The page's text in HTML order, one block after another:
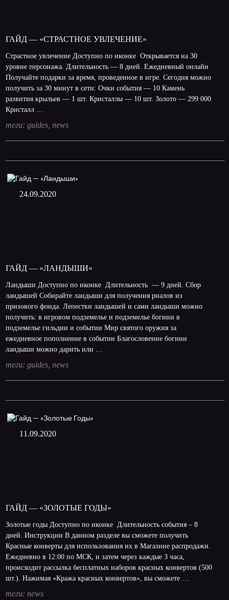
ГАЙД — «СТРАСТНОЕ УВЛЕЧЕНИЕ»
Страстное увлечение Доступно по иконке Открывается на 30
уровне персонажа. Длительность — 8 дней. Ежедневный онлайн
Получайте подарки за время, проведенное в игре. Сегодня можно
получить за 30 минут в сети: Очки события — 10 Камень
развития крыльев — 1 шт. Кристаллы — 10 шт. Золото — 299 000
Кристалл …
теги: guides news
24.09.2020
ГАЙД — «ЛАНДЫШИ»
Ландыши Доступно по иконке Длительность — 9 дней. Сбор
ландышей Собирайте ландыши для получения риалов из
призового фонда. Лепестки ландышей и сами ландыши можно
получить: в игровом подземелье и подземелье богини в
подземелье гильдии и событии Мир святого оружия за
ежедневное пополнение в событии Благословение богини
ландыши можно дарить или …
теги: guides news
11.09.2020
ГАЙД — «ЗОЛОТЫЕ ГОДЫ»
Золотые годы Доступно по иконке Длительность события – 8
дней. Инструкции В данном разделе вы сможете получить
Красные конверты для использования их в Магазине распродажи.
Ежедневно в 12:00 по МСК, и затем через каждые 3 часа,
происходит рассылка бесплатных наборов красных конвертов (500
шт.). Нажимая «Кража красных конвертов», вы сможете …
теги: news